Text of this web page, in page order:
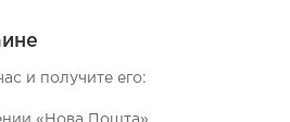
и получите его: